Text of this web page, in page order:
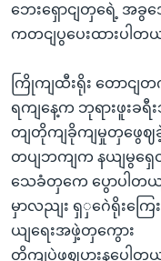
ဘေးရှောငျတှရေဲ့ အခွ
ကတငျပွပေးထားပါတယ
ကြိုကျထီးရိုး တောငျ
ရကျနေ့က ဘုရားဖူးခ
တျတိုကျခိုကျမှုတှဖွေဈ
တပျဘကျက နယျမွရှေ
သေခံတှကေ ပွောပါတယ
မှာလညျး ရှှဂေဲရိုးကြ
ယျရေးအဖှဲ့တှကွေား
တိုကျပှဲဖွဈပှားနပေါ